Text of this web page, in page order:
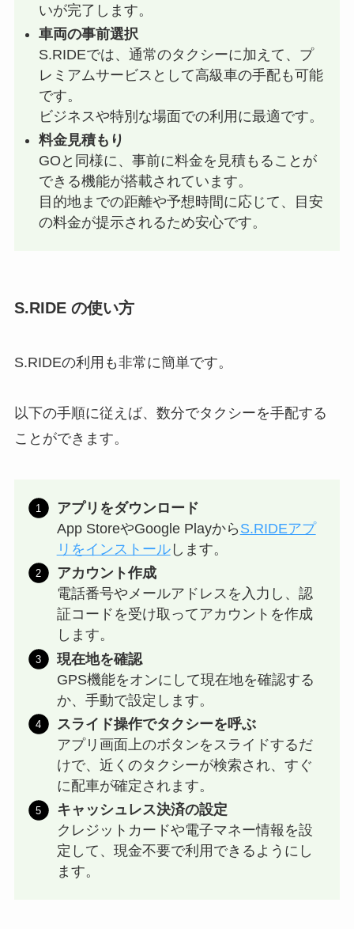
いが完了します。
車両の事前選択
S.RIDEでは、通常のタクシーに加えて、プ
レミアムサービスとして高級車の手配も可能
です。
ビジネスや特別な場面での利用に最適です。
料金見積もり
GOと同様に、事前に料金を見積もることが
できる機能が搭載されています。
目的地までの距離や予想時間に応じて、目安
の料金が提示されるため安心です。
S.RIDE の使い方
S.RIDEの利用も非常に簡単です。
以下の手順に従えば、数分でタクシーを手配する
ことができます。
アプリをダウンロード
App StoreやGoogle Playから S.RIDEアプ
リをインストールします。
アカウント作成
電話番号やメールアドレスを入力し、認
証コードを受け取ってアカウントを作成
します。
現在地を確認
GPS機能をオンにして現在地を確認する
か、手動で設定します。
スライド操作でタクシーを呼ぶ
アプリ画面上のボタンをスライドするだ
けで、近くのタクシーが検索され、すぐ
に配車が確定されます。
キャッシュレス決済の設定
クレジットカードや電子マネー情報を設
定して、現金不要で利用できるようにし
ます。